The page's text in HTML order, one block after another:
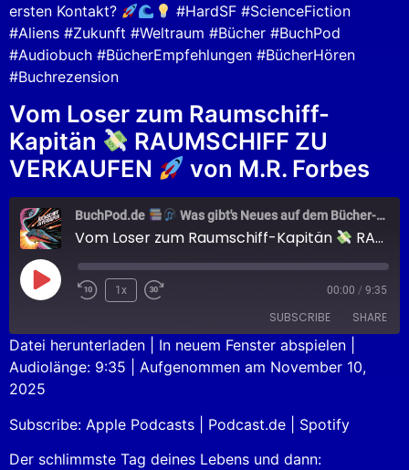
ersten Kontakt?
#HardSF #ScienceFiction
#Aliens #Zukunft #Weltraum #Bücher #BuchPod
#Audiobuch #BücherEmpfehlungen #BücherHören
#Buchrezension
Vom Loser zum Raumschiff-
Kapitän
RAUMSCHIFF ZU
VERKAUFEN
von M.R. Forbes
BuchPod.de Was gibt's Neues auf dem Bücher-Markt?
Vom Loser zum Raumschiff-Kapitän RAUMSCHIFF ZU VERKAUFEN
1x 00:00 / 9:35
SUBSCRIBE SHARE
Apple Podcasts Podcast.de
RSS FEED
SHARE
EMBED
Datei herunterladen In neuem Fenster abspielen
Audiolänge: 9:35
Aufgenommen am November 10,
2025
Subscribe: Apple Podcasts Podcast.de
Spotify
Der schlimmste Tag deines Lebens und dann: